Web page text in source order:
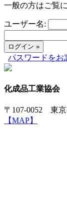
一般の方はご覧
ユーザー名:
パスワードをお
化成品工業協会
〒107-0052 東
【MAP】